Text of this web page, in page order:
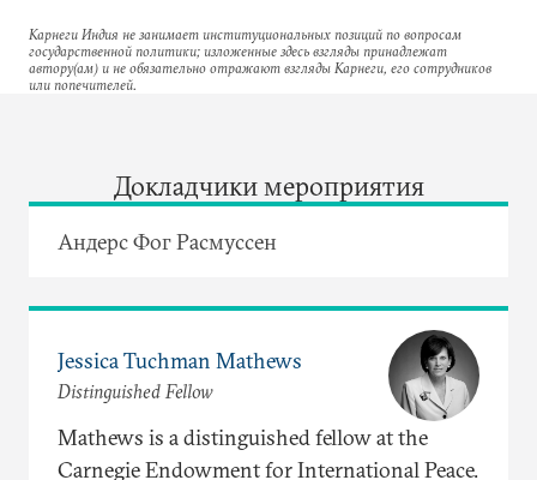
Карнеги Индия не занимает институциональных позиций по вопросам
государственной политики; изложенные здесь взгляды принадлежат
автору(ам) и не обязательно отражают взгляды Карнеги, его сотрудников
или попечителей.
Докладчики мероприятия
Андерс Фог Расмуссен
Jessica Tuchman Mathews
Distinguished Fellow
Mathews is a distinguished fellow at the
Carnegie Endowment for International Peace.